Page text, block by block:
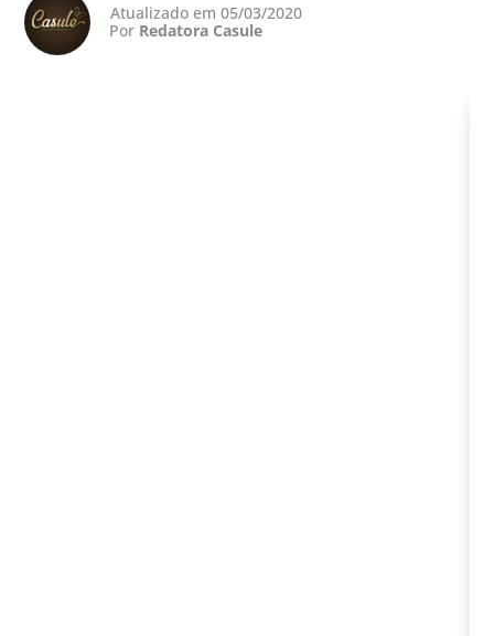
Atualizado em 05/03/2020
Por Redatora Casule